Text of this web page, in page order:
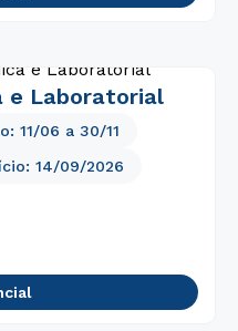
e Laboratorial
14/09/2026
11/06 a 30/11